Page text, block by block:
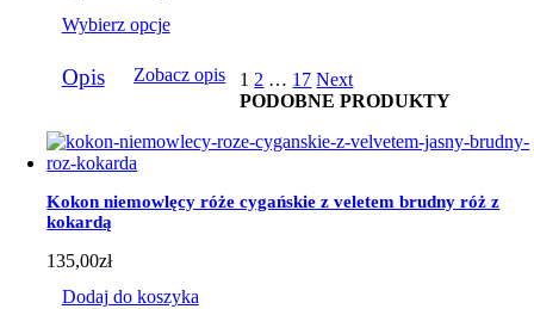
do
184,00zł
Wybierz opcje
produkt
wariantów.
Opcje
wybrać
na
stronie
produktu
Opis Zobacz opis 1 2 … 17 Next
PODOBNE PRODUKTY
Kokon niemowlęcy róże cygańskie z veletem brudny róż z
kokardą
135,00zł
Dodaj do koszyka